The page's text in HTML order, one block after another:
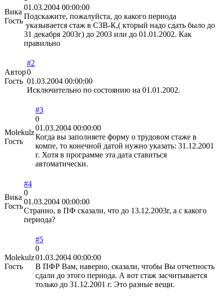
Вика
Гость
01.03.2004 00:00:00
Подскажите, пожалуйста, до какого периода
указывается стаж в СЗВ-К,( кторый надо сдать было до
31 декабря 2003г) до 2003 или до 01.01.2002. Как
правильно
Автор
Гость
#2
0
01.03.2004 00:00:00
Исключительно по состоянию на 01.01.2002.
Molekulz
Гость
#3
0
01.03.2004 00:00:00
Когда вы заполняете форму о трудовом стаже в
компе, то конечной датой нужно указать: 31.12.2001
г. Хотя в программе эта дата ставиться
автоматически.
Вика
Гость
#4
0
01.03.2004 00:00:00
Странно, в ПФ сказали, что до 13.12.2003г, а с какого
периода?
Molekulz
Гость
#5
0
01.03.2004 00:00:00
В ПФР Вам, наверно, сказали, чтобы Вы отчетность
сдали до этого периода. А вот стаж засчитывается
только до 31.12.2001 г. Это разные вещи.